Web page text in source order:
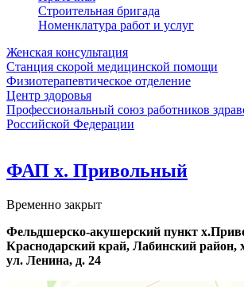
Строительная бригада
Номенклатура работ и услуг
Женская консультация
Станция скорой медицинской помощи
Физиотерапевтическое отделение
Центр здоровья
Профессиональный союз работников
Российской Федерации
ФАП х. Привольный
Временно закрыт
Фельдшерско-акушерский пункт
Краснодарский край, Лабинский
ул. Ленина, д. 24